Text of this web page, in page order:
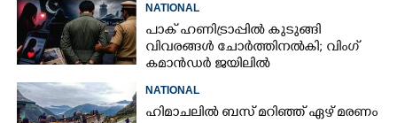
NATIONAL
പാക് ഹണിട്രാപ്പിൽ കുടുങ്ങി
വിവരങ്ങൾ ചോർത്തിനൽകി;​ വിംഗ്
കമാൻഡർ ജയിലിൽ
NATIONAL
ഹിമാചലിൽ ബസ് മറിഞ്ഞ് ഏഴ് മരണം